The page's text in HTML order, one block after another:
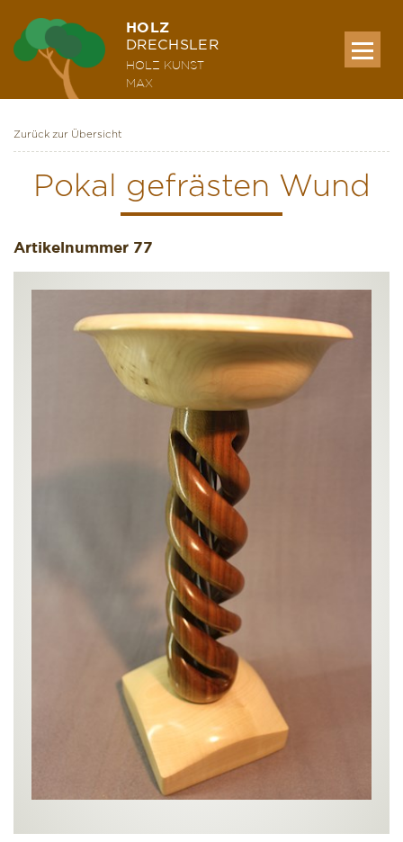
HOLZ
DRECHSLER
HOLZ KUNST
MAX
MEINE WERKE
AUSSTELLUNG & KURSE
ÜBER MICH
KONTAKT
Zurück zur Übersicht
Pokal gefrästen Wund
Artikelnummer 77